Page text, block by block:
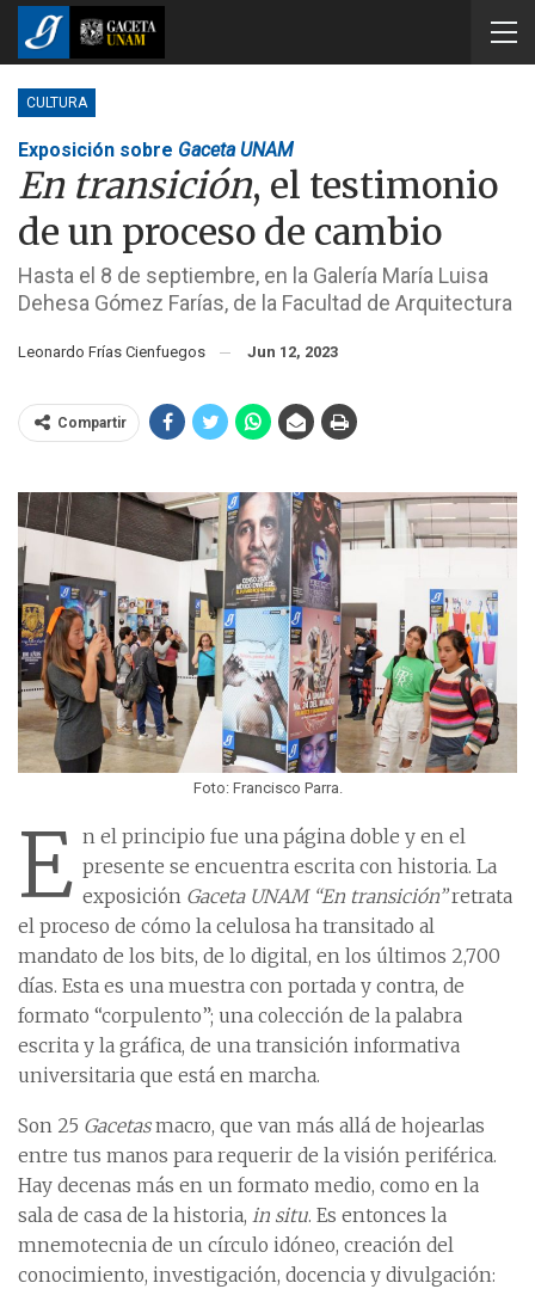
CULTURA
Exposición sobre Gaceta UNAM
En transición, el testimonio
de un proceso de cambio
Hasta el 8 de septiembre, en la Galería María Luisa
Dehesa Gómez Farías, de la Facultad de Arquitectura
Leonardo Frías Cienfuegos Jun 12, 2023
Compartir
Foto: Francisco Parra.
E n el principio fue una página doble y en el
presente se encuentra escrita con historia. La
exposición Gaceta UNAM “En transición”retrata
el proceso de cómo la celulosa ha transitado al
mandato de los bits, de lo digital, en los últimos 2,700
días. Esta es una muestra con portada y contra, de
formato “corpulento”; una colección de la palabra
escrita y la gráfica, de una transición informativa
universitaria que está en marcha.
Son 25 Gacetasmacro, que van más allá de hojearlas
entre tus manos para requerir de la visión periférica.
Hay decenas más en un formato medio, como en la
sala de casa de la historia, in situ. Es entonces la
mnemotecnia de un círculo idóneo, creación del
conocimiento, investigación, docencia y divulgación: